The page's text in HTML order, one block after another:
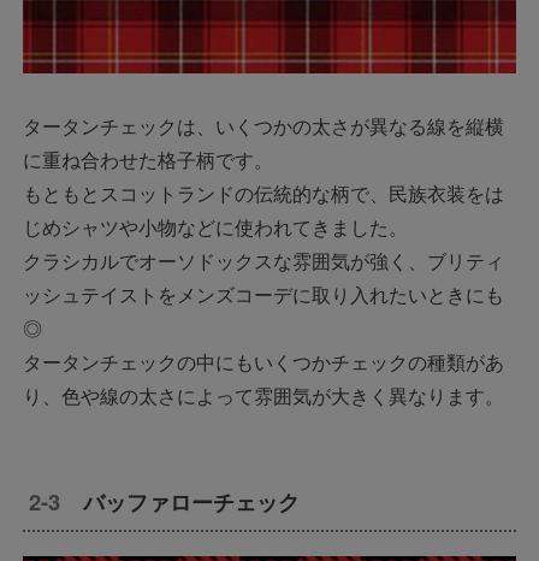
タータンチェックは、いくつかの太さが異なる線を縦横
に重ね合わせた格子柄です。
もともとスコットランドの伝統的な柄で、民族衣装をは
じめシャツや小物などに使われてきました。
クラシカルでオーソドックスな雰囲気が強く、ブリティ
ッシュテイストをメンズコーデに取り入れたいときにも
◎
タータンチェックの中にもいくつかチェックの種類があ
り、色や線の太さによって雰囲気が大きく異なります。
バッファローチェック